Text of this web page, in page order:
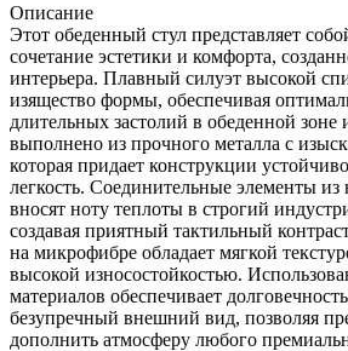
Описание
Этот обеденный стул представляет
сочетание эстетики и комфорта,
интерьера. Плавный силуэт высокой
изящество формы, обеспечивая
длительных застолий в обеденной
выполнено из прочного металла с
которая придает конструкции
легкость. Соединительные элементы из
вносят ноту теплоты в строгий
создавая приятный тактильный
на микрофибре обладает мягкой
высокой износостойкостью.
материалов обеспечивает
безупречный внешний вид, позволяя
дополнить атмосферу любого